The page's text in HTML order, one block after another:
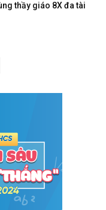
thầy giáo 8X đa tài